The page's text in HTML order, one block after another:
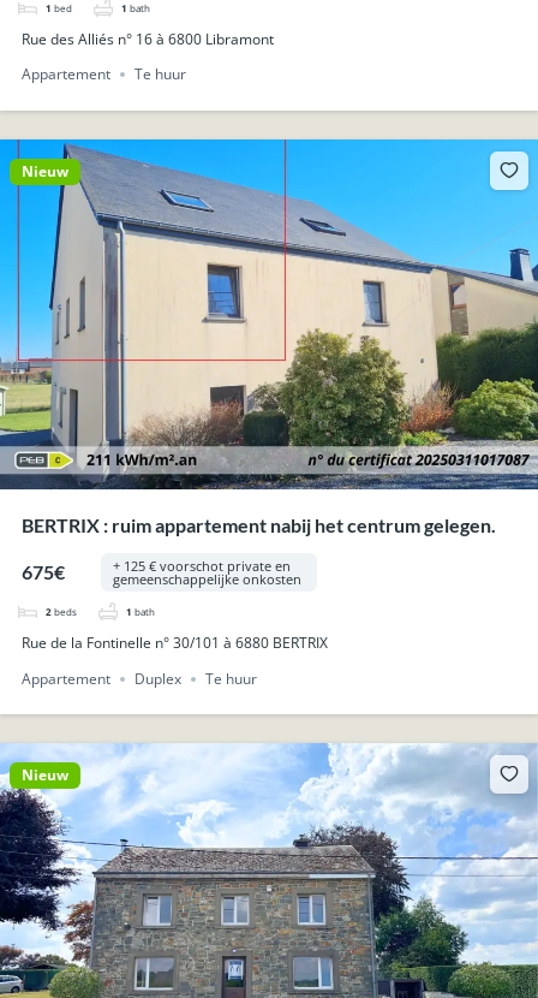
1 bed 1 bath
Rue des Alliés n° 16 à 6800 Libramont
Appartement
Te huur
Nieuw
BERTRIX : ruim appartement nabij het centrum gelegen.
675€ + 125 € voorschot private en
gemeenschappelijke onkosten
2 beds 1 bath
Rue de la Fontinelle n° 30/101 à 6880 BERTRIX
Appartement
Duplex Te huur
Nieuw